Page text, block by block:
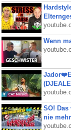
Wenn
SO! Das
nie